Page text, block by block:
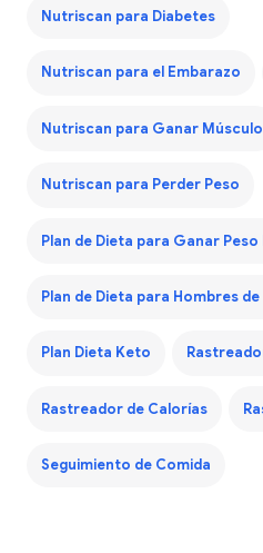
Nutriscan para Diabetes
Nutriscan para el Embarazo
Nutriscan para Ganar Músculo
Nutriscan para Perder Peso
Plan de Dieta para Ganar Peso
Plan de Dieta para Hombres
Plan Dieta Keto
Rastreador de Calorías
Seguimiento de Comida